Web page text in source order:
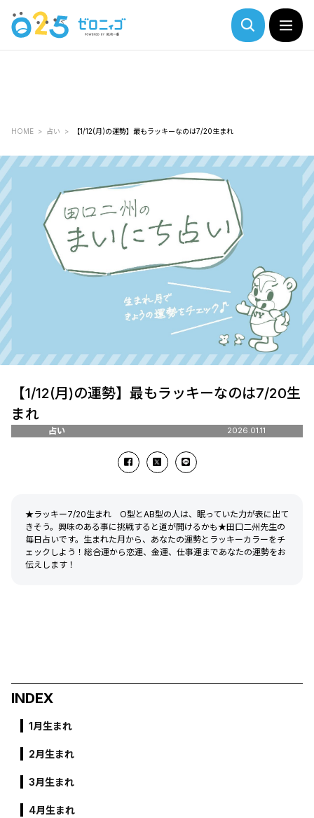
HOME 占い 【1/12(月)の運勢】最もラッキーなのは7/20生まれ
【1/12(月)の運勢】最もラッキーなのは7/20生
まれ
占い 2026.01.11
★ラッキー7/20生まれ O型とAB型の人は、眠っていた力が表に出て
きそう。興味のある事に挑戦すると道が開けるかも★田口二州先生の
毎日占いです。生まれた月から、あなたの運勢とラッキーカラーをチ
ェックしよう！総合運から恋運、金運、仕事運まであなたの運勢をお
伝えします！
INDEX
1月生まれ
2月生まれ
3月生まれ
4月生まれ